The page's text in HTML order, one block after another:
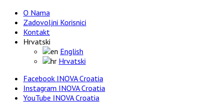
O Nama
Zadovoljni Korisnici
Kontakt
Hrvatski
English
Hrvatski
Facebook INOVA Croatia
Instagram INOVA Croatia
YouTube INOVA Croatia